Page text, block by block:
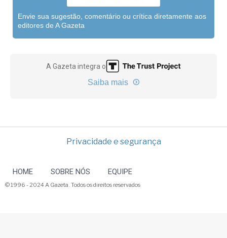
Envie sua sugestão, comentário ou crítica diretamente aos
editores de A Gazeta
A Gazeta integra o
Saiba mais
Privacidade e segurança
HOME SOBRE NÓS EQUIPE
© 1996 - 2024 A Gazeta. Todos os direitos reservados